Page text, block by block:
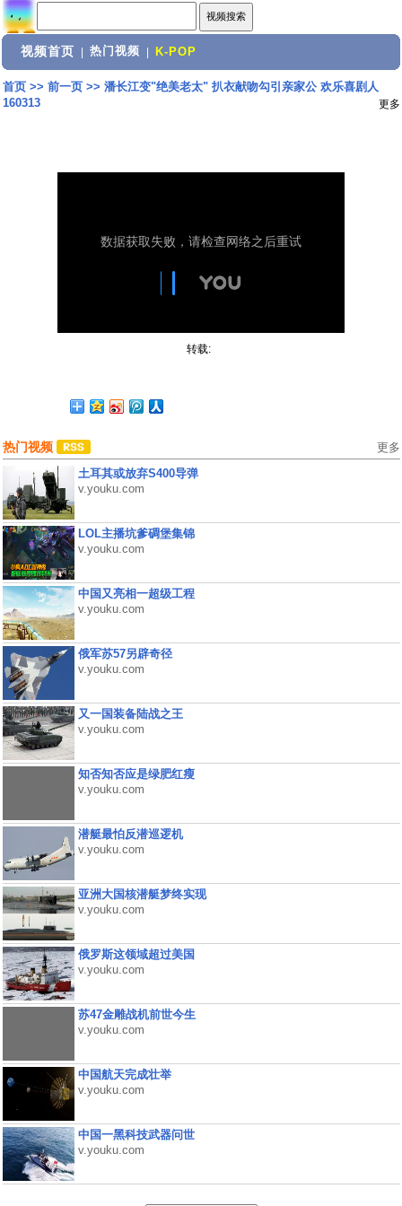
视频首页 热门视频 K-POP
首页>> 前一页>> 潘长江变"绝美老太" 扒衣献吻勾引亲家公 欢乐喜剧人
160313
更多
转载:
热门视频 更多
土耳其或放弃S400导弹
v.youku.com
LOL主播坑爹碉堡集锦
v.youku.com
中国又亮相一超级工程
v.youku.com
俄军苏57另辟奇径
v.youku.com
又一国装备陆战之王
v.youku.com
知否知否应是绿肥红瘦
v.youku.com
潜艇最怕反潜巡逻机
v.youku.com
亚洲大国核潜艇梦终实现
v.youku.com
俄罗斯这领域超过美国
v.youku.com
苏47金雕战机前世今生
v.youku.com
中国航天完成壮举
v.youku.com
中国一黑科技武器问世
v.youku.com